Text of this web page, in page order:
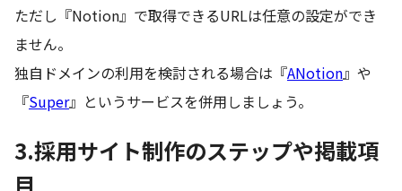
ただし『Notion』で取得できるURLは任意の設定ができ
ません。
独自ドメインの利用を検討される場合は『ANotion』や
『Super』というサービスを併用しましょう。
3.採用サイト制作のステップや掲載項
目